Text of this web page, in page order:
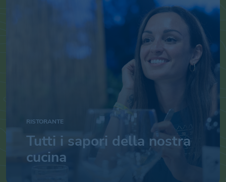
RISTORANTE
Tutti i sapori della nostra
cucina